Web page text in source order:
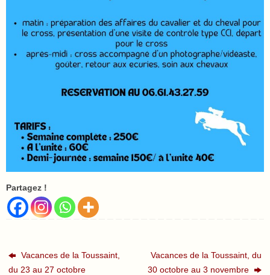
Partagez !
Vacances de la Toussaint,
du 23 au 27 octobre
Vacances de la Toussaint, du
30 octobre au 3 novembre